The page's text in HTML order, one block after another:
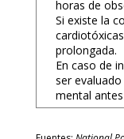
horas de
Si existe la
prolongada.
En caso de
ser
mental